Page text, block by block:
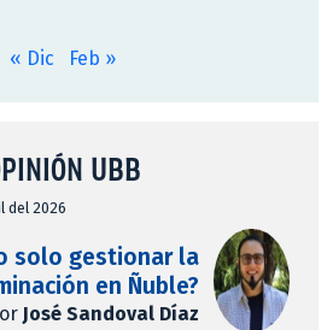
« Dic Feb »
UBB
del 2026
solo gestionar la
en Ñuble?
José Sandoval Díaz